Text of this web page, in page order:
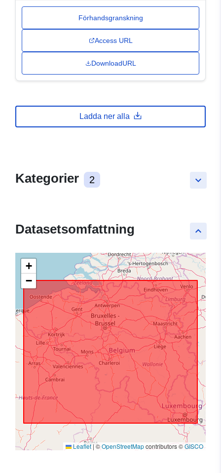
Förhandsgranskning
Access URL
DownloadURL
Ladda ner alla
keyboard_arrow_down
Kategorier 2
keyboard_arrow_up
Datasetsomfattning
+
−
Leaflet|©OpenStreetMapcontributors ©GISCO